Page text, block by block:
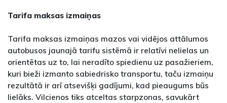
Tarifa maksas izmaiņas
Tarifa maksas izmaiņas mazos vai vidējos attālumos
autobusos jaunajā tarifu sistēmā ir relatīvi nelielas un
orientētas uz to, lai neradīto spiedienu uz pasažieriem,
kuri bieži izmanto sabiedrisko transportu, taču izmaiņu
rezultātā ir arī atsevišķi gadījumi, kad pieaugums būs
lielāks. Vilcienos tiks atceltas starpzonas, savukārt